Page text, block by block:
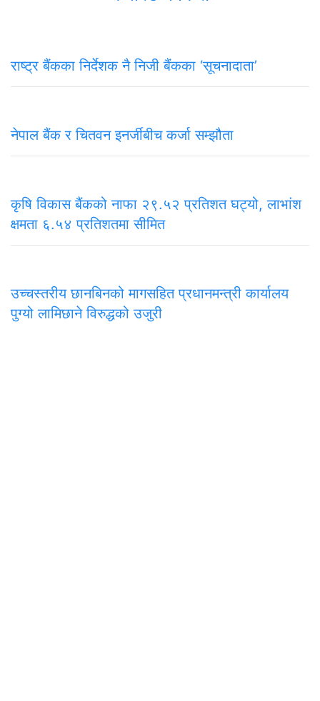
राष्ट्र बैंकका निर्देशक नै निजी बैंकका ‘सूचनादाता’
नेपाल बैंक र चितवन इनर्जीबीच कर्जा सम्झौता
कृषि विकास बैंकको नाफा २९.५२ प्रतिशत घट्यो, लाभांश
क्षमता ६.५४ प्रतिशतमा सीमित
उच्चस्तरीय छानबिनको मागसहित प्रधानमन्त्री कार्यालय
पुग्यो लामिछाने विरुद्धको उजुरी